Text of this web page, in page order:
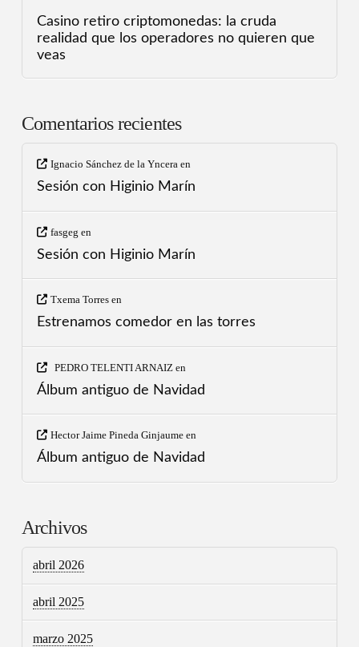
Casino retiro criptomonedas: la cruda
realidad que los operadores no quieren que
veas
Comentarios recientes
Ignacio Sánchez de la Ynceraen
Sesión con Higinio Marín
fasgeg en
Sesión con Higinio Marín
Txema Torresen
Estrenamos comedor en las torres
PEDRO TELENTI ARNAIZ en
Álbum antiguo de Navidad
Hector Jaime Pineda Ginjaumeen
Álbum antiguo de Navidad
Archivos
abril 2026
abril 2025
marzo 2025